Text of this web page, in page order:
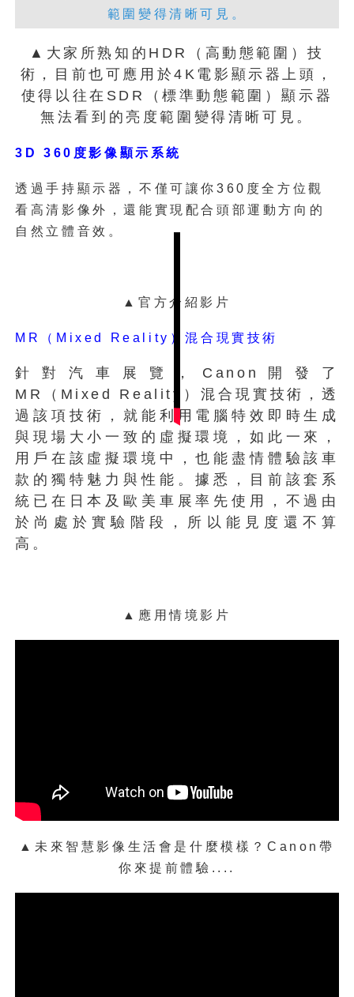
以及廣告等輸出能力，所以未來將成為沖
印業者打印的最佳利器。
▲該款機器除了可同時雙面打印外，於黑
▲除了一般個性化寫真書外，就連極難印
搞定。
複製畫到多元印刷產品
▲大家所熟知的HDR（高動態範圍）技
術，目前也可應用於4K電影顯示器上頭，
使得以往在SDR（標準動態範圍）顯示器
無法看到的亮度範圍變得清晰可見。
3D 360度影像顯示系統
透過手持顯示器，不僅可讓你360度全方位觀
看高清影像外，還能實現配合頭部運動方向的
自然立體音效。
▲官方介紹影片
MR（Mixed Reality）混合現實技術
針對汽車展覽，Canon開發了
MR（Mixed Reality）混合現實技術，透
過該項技術，就能利用電腦特效即時生成
與現場大小一致的虛擬環境，如此一來，
用戶在該虛擬環境中，也能盡情體驗該車
款的獨特魅力與性能。據悉，目前該套系
統已在日本及歐美車展率先使用，不過由
於尚處於實驗階段，所以能見度還不算
高。
▲應用情境影片
▲未來智慧影像生活會是什麼模樣？Canon帶
你來提前體驗....